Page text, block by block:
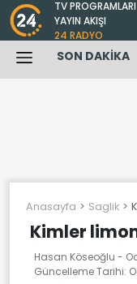
TV PROGRAMLARI
YAYIN AKIŞI
24 RADYO
SON DAKİKA
Anasayfa Saglik
Kimler
Hasan Köseoğlu -
Güncelleme Tarihi: